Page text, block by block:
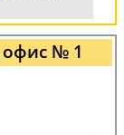
№ 1